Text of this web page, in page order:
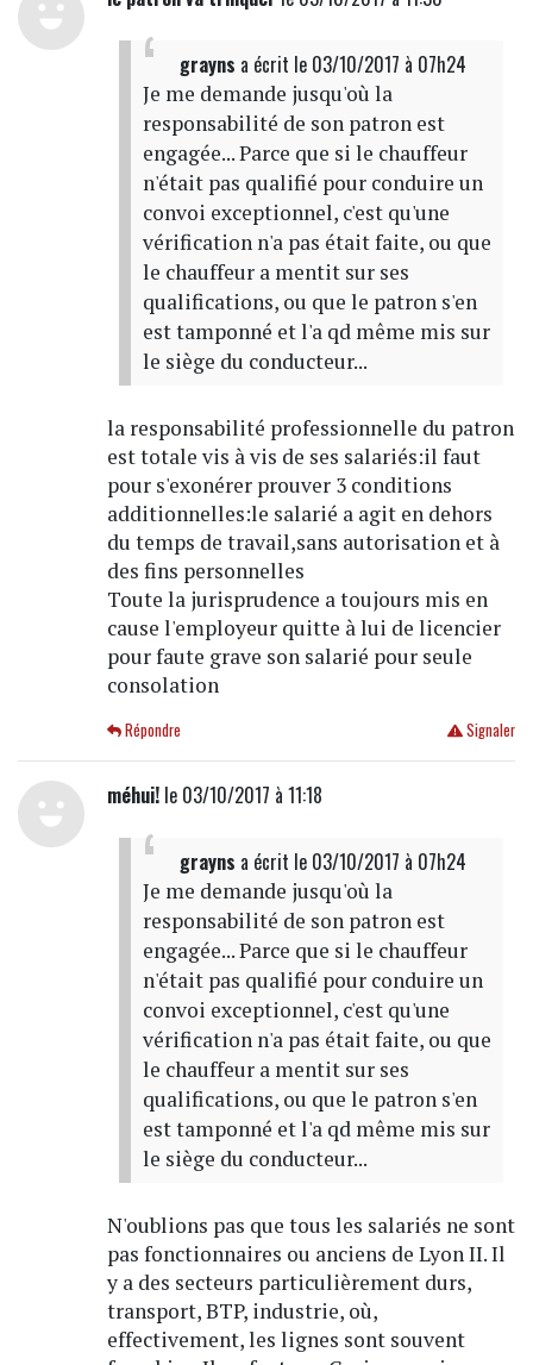
grayns a écrit le 03/10/2017 à 07h24
Je me demande jusqu'où la
responsabilité de son patron est
engagée... Parce que si le chauffeur
n'était pas qualifié pour conduire un
convoi exceptionnel, c'est qu'une
vérification n'a pas était faite, ou que
le chauffeur a mentit sur ses
qualifications, ou que le patron s'en
est tamponné et l'a qd même mis sur
le siège du conducteur...
la responsabilité professionnelle du patron
est totale vis à vis de ses salariés:il faut
pour s'exonérer prouver 3 conditions
additionnelles:le salarié a agit en dehors
du temps de travail,sans autorisation et à
des fins personnelles
Toute la jurisprudence a toujours mis en
cause l'employeur quitte à lui de licencier
pour faute grave son salarié pour seule
consolation
Signaler
Répondre
méhui!le 03/10/2017 à 11:18
grayns a écrit le 03/10/2017 à 07h24
Je me demande jusqu'où la
responsabilité de son patron est
engagée... Parce que si le chauffeur
n'était pas qualifié pour conduire un
convoi exceptionnel, c'est qu'une
vérification n'a pas était faite, ou que
le chauffeur a mentit sur ses
qualifications, ou que le patron s'en
est tamponné et l'a qd même mis sur
le siège du conducteur...
N'oublions pas que tous les salariés ne sont
pas fonctionnaires ou anciens de Lyon II. Il
y a des secteurs particulièrement durs,
transport, BTP, industrie, où,
effectivement, les lignes sont souvent